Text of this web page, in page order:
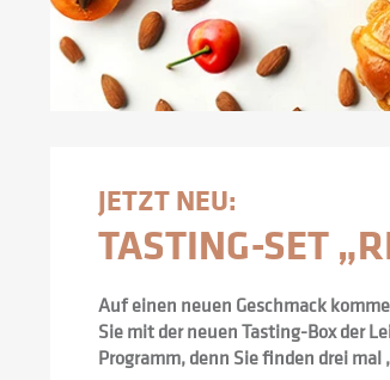
JETZT NEU:
TASTING-SET
Auf einen neuen Geschmack
Sie mit der neuen Tasting-Box der
Programm, denn Sie finden drei mal